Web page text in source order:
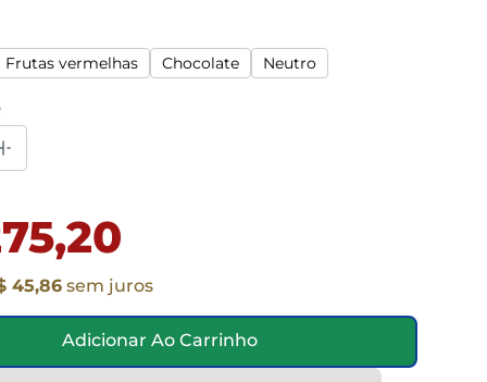
Frutas vermelhas Chocolate Neutro
45,86sem juros
Adicionar Ao Carrinho